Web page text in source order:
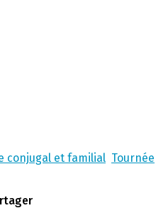
conjugal et familial Tournée